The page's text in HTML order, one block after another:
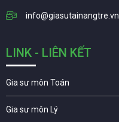
info@giasutainangtre.vn
LINK - LIÊN KẾT
Gia sư môn Toán
Gia sư môn Lý